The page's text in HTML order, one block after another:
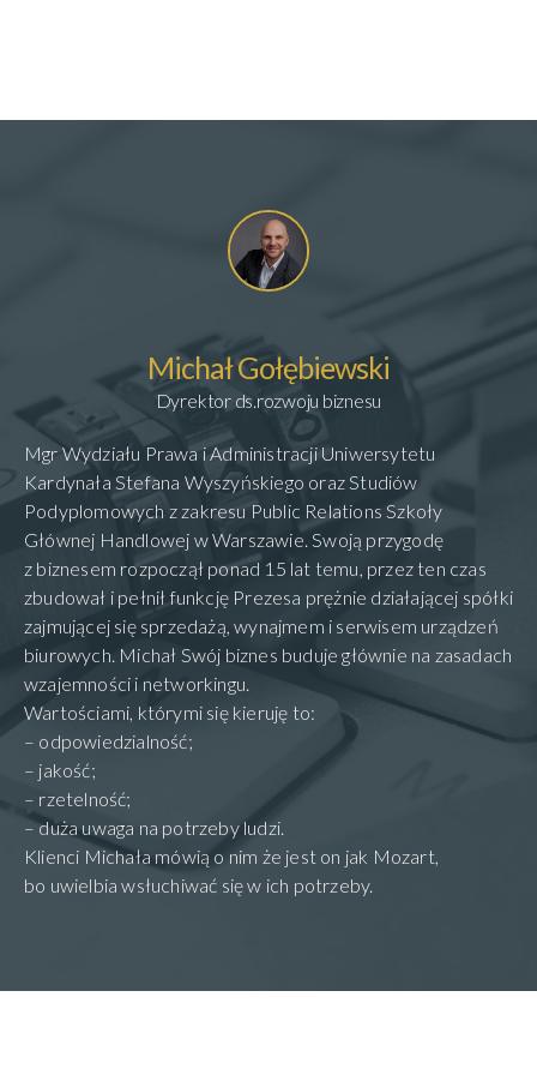
Michał Gołębiewski
Dyrektor ds.rozwoju biznesu
Mgr Wydziału Prawa i Administracji Uniwersytetu
Kardynała Stefana Wyszyńskiego oraz Studiów
Podyplomowych z zakresu Public Relations Szkoły
Głównej Handlowej w Warszawie. Swoją przygodę
z biznesem rozpoczął ponad 15 lat temu, przez ten czas
zbudował i pełnił funkcję Prezesa prężnie działającej spółki
zajmującej się sprzedażą, wynajmem i serwisem urządzeń
biurowych. Michał Swój biznes buduje głównie na zasadach
wzajemności i networkingu.
Wartościami, którymi się kieruję to:
– odpowiedzialność;
– jakość;
– rzetelność;
– duża uwaga na potrzeby ludzi.
Klienci Michała mówią o nim że jest on jak Mozart,
bo uwielbia wsłuchiwać się w ich potrzeby.